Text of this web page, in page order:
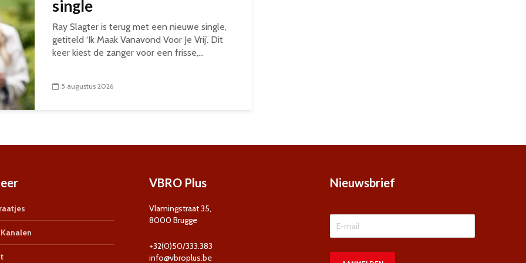
single
Ray Slagter is terug met een nieuwe single,
getiteld ‘Ik Maak Vanavond Voor Je Vrij’. Dit
keer kiest de zanger voor een frisse,...
5 augustus 2026
VBRO Plus
Vlamingstraat 35,
8000 Brugge
+32(0)50/333.383
info@vbroplus.be
Nieuwsbrief